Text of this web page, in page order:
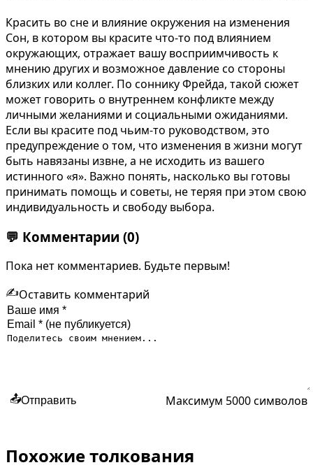
Красить во сне и влияние окружения на изменения
Сон, в котором вы красите что-то под влиянием
окружающих, отражает вашу восприимчивость к
мнению других и возможное давление со стороны
близких или коллег. По соннику Фрейда, такой сюжет
может говорить о внутреннем конфликте между
личными желаниями и социальными ожиданиями.
Если вы красите под чьим-то руководством, это
предупреждение о том, что изменения в жизни могут
быть навязаны извне, а не исходить из вашего
истинного «я». Важно понять, насколько вы готовы
принимать помощь и советы, не теряя при этом свою
индивидуальность и свободу выбора.
💬 Комментарии (0)
Пока нет комментариев. Будьте первым!
✍️Оставить комментарий
📤Отправить Максимум 5000 символов
Похожие толкования